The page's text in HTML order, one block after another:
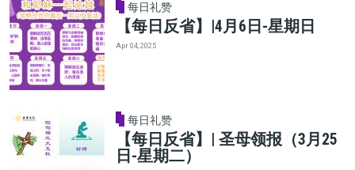
每日礼赞
【每日反省】|4月6日-星期日
Apr 04, 2025
每日礼赞
【每日反省】| 圣母领报（3月25
日-星期二）